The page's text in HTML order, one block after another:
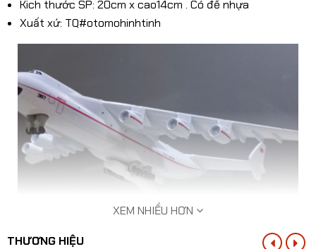
Kich thước SP: 20cm x cao14cm . Có đế nhựa
Xuất xứ: TQ#otomohinhtinh
XEM NHIỀU HƠN
THƯƠNG HIỆU